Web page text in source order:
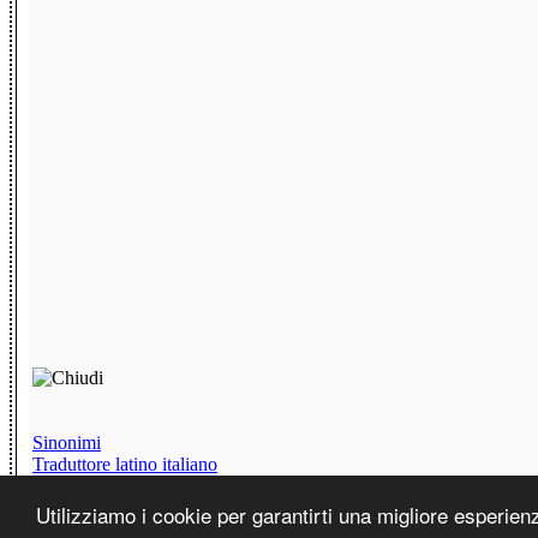
Utilizziamo i cookie per garantirti una migliore
Sinonimi
Traduttore latino italiano
Testi Divertenti